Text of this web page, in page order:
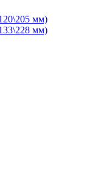
мм)
мм)